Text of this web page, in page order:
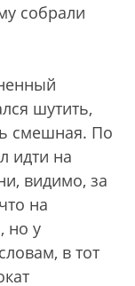
собрали
шутить,
смешная. По
идти на
видимо, за
на
но у
в тот